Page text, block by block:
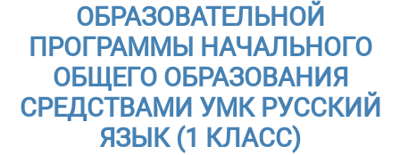
ОБРАЗОВАТЕЛЬНОЙ
ПРОГРАММЫ НАЧАЛЬНОГО
ОБЩЕГО ОБРАЗОВАНИЯ
СРЕДСТВАМИ УМК РУССКИЙ
ЯЗЫК (1 КЛАСС)